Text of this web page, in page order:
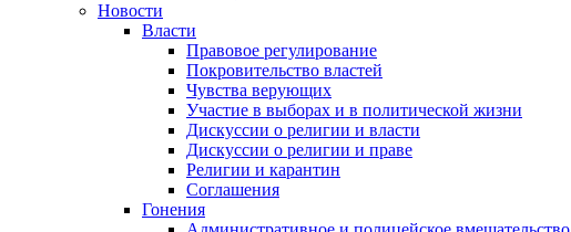
Новости
Власти
Правовое регулирование
Покровительство властей
Чувства верующих
Участие в выборах и в политической жизни
Дискуссии о религии и власти
Дискуссии о религии и праве
Религии и карантин
Соглашения
Гонения